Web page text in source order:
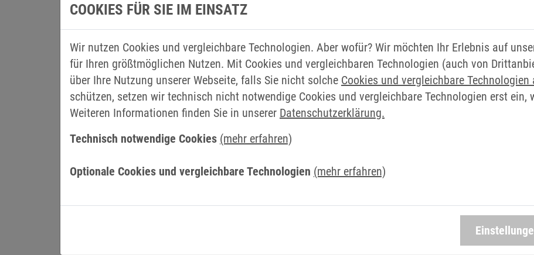
Option für die F6 Drives. Die Elektronik kann mit dem gleichen
die Kühleinheit verdoppelt wird. Wenn durch den Einsatz von
wassergekühlten Elektromotoren eine Verkleinerung möglich ist,
werden auch die Servoantriebe kleiner und ebenso die
Montagefläche der Schaltschränke. „Ein weiterer Vorteil der
wassergekühlten Motoren ist, dass keine Abhängigkeit von der
Umgebungstemperatur besteht und es nicht zu Leistungseinbußen
kommt“, sagt Banfi. „Und nicht zuletzt erreichen wir einen deutlich
Luftkühlung.“
COOKIES FÜR SIE IM EINSATZ
Wir nutzen Cookies und vergleichbare Technologien. Aber wofür? Wir möchten Ihr Erlebnis auf
für Ihren größtmöglichen Nutzen. Mit Cookies und vergleichbaren Technologien (auch von
über Ihre Nutzung unserer Webseite, falls Sie nicht solche Cookies und vergleichbare Technologien
schützen, setzen wir technisch nicht notwendige Cookies und vergleichbare Technologien erst ein,
Weiteren Informationen finden Sie in unserer Datenschutzerklärung.
Technisch notwendige Cookies (mehr erfahren)
Optionale Cookies und vergleichbare Technologien (mehr erfahren)